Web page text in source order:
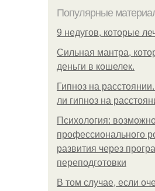
Популярные
9 недугов, которые
Сильная мантра,
деньги в кошелек.
Гипноз на
ли гипноз на
Психология:
профессионального
развития через
переподготовки
В том случае, если